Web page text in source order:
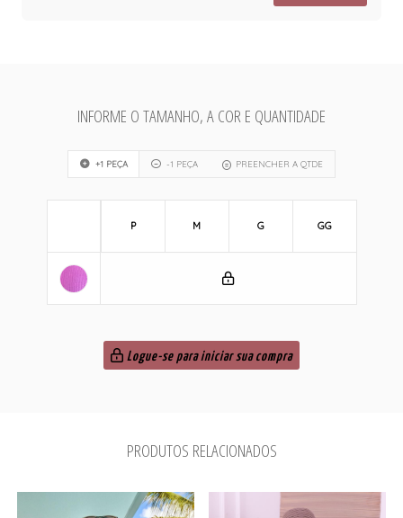
INFORME O TAMANHO, A COR E QUANTIDADE
+1 PEÇA -1 PEÇA PREENCHER A QTDE
P M G GG
Logue-se para iniciar sua compra
PRODUTOS RELACIONADOS